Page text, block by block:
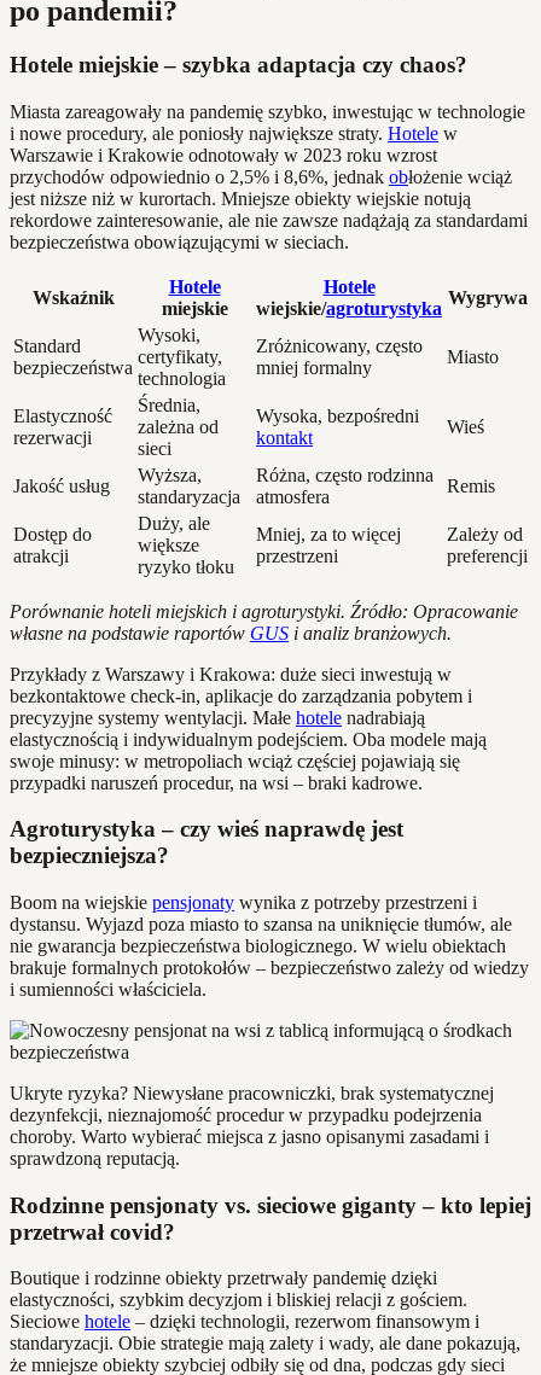
po pandemii?
Hotele miejskie – szybka adaptacja czy chaos?
Miasta zareagowały na pandemię szybko, inwestując w technologie
i nowe procedury, ale poniosły największe straty. Hotele w
Warszawie i Krakowie odnotowały w 2023 roku wzrost
przychodów odpowiednio o 2,5% i 8,6%, jednak obłożenie wciąż
jest niższe niż w kurortach. Mniejsze obiekty wiejskie notują
rekordowe zainteresowanie, ale nie zawsze nadążają za standardami
bezpieczeństwa obowiązującymi w sieciach.
Wskaźnik
Hotele
miejskie
Hotele
wiejskie/agroturystyka
Wygrywa
Standard
bezpieczeństwa
Wysoki,
certyfikaty,
technologia
Zróżnicowany, często
mniej formalny
Miasto
Elastyczność
rezerwacji
Średnia,
zależna od
sieci
Wysoka, bezpośredni
kontakt
Wieś
Jakość usług
Wyższa,
standaryzacja
Różna, często rodzinna
atmosfera
Remis
Dostęp do
atrakcji
Duży, ale
większe
ryzyko tłoku
Mniej, za to więcej
przestrzeni
Zależy od
preferencji
Porównanie hoteli miejskich i agroturystyki. Źródło: Opracowanie
własne na podstawie raportów GUS i analiz branżowych.
Przykłady z Warszawy i Krakowa: duże sieci inwestują w
bezkontaktowe check-in, aplikacje do zarządzania pobytem i
precyzyjne systemy wentylacji. Małe hotele nadrabiają
elastycznością i indywidualnym podejściem. Oba modele mają
swoje minusy: w metropoliach wciąż częściej pojawiają się
przypadki naruszeń procedur, na wsi – braki kadrowe.
Agroturystyka – czy wieś naprawdę jest
bezpieczniejsza?
Boom na wiejskie pensjonaty wynika z potrzeby przestrzeni i
dystansu. Wyjazd poza miasto to szansa na uniknięcie tłumów, ale
nie gwarancja bezpieczeństwa biologicznego. W wielu obiektach
brakuje formalnych protokołów – bezpieczeństwo zależy od wiedzy
i sumienności właściciela.
Ukryte ryzyka? Niewysłane pracowniczki, brak systematycznej
dezynfekcji, nieznajomość procedur w przypadku podejrzenia
choroby. Warto wybierać miejsca z jasno opisanymi zasadami i
sprawdzoną reputacją.
Rodzinne pensjonaty vs. sieciowe giganty – kto lepiej
przetrwał covid?
Boutique i rodzinne obiekty przetrwały pandemię dzięki
elastyczności, szybkim decyzjom i bliskiej relacji z gościem.
Sieciowe hotele – dzięki technologii, rezerwom finansowym i
standaryzacji. Obie strategie mają zalety i wady, ale dane pokazują,
że mniejsze obiekty szybciej odbiły się od dna, podczas gdy sieci